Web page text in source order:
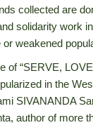
collected are
solidarity work
weakened
of “SERVE,
in the
SIVANANDA
author of more